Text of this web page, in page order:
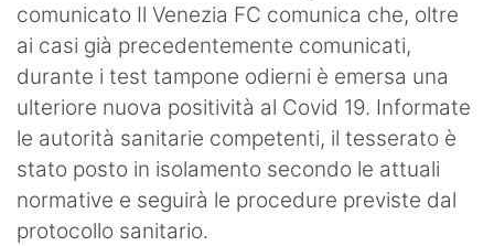
comunicato Il Venezia FC comunica che, oltre
ai casi già precedentemente comunicati,
durante i test tampone odierni è emersa una
ulteriore nuova positività al Covid 19. Informate
le autorità sanitarie competenti, il tesserato è
stato posto in isolamento secondo le attuali
normative e seguirà le procedure previste dal
protocollo sanitario.